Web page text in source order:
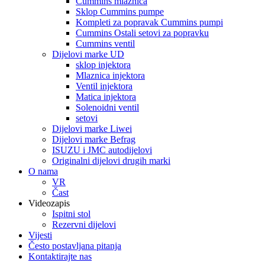
Sklop Cummins pumpe
Kompleti za popravak Cummins pumpi
Cummins Ostali setovi za popravku
Cummins ventil
Dijelovi marke UD
sklop injektora
Mlaznica injektora
Ventil injektora
Matica injektora
Solenoidni ventil
setovi
Dijelovi marke Liwei
Dijelovi marke Befrag
ISUZU i JMC autodijelovi
Originalni dijelovi drugih marki
O nama
VR
Čast
Videozapis
Ispitni stol
Rezervni dijelovi
Vijesti
Često postavljana pitanja
Kontaktirajte nas